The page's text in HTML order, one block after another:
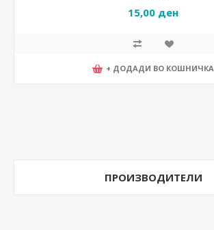
15,00 ден
+ ДОДАДИ ВО КОШНИЧКА
ПРОИЗВОДИТЕЛИ